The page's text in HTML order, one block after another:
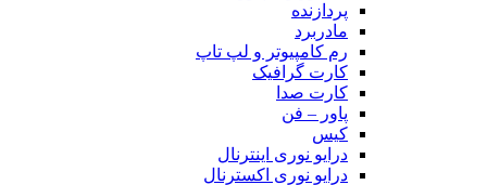
پردازنده
مادربرد
رم کامپیوتر و لپ تاپ
کارت گرافیک
کارت صدا
پاور – فن
کیس
درایو نوری اینترنال
درایو نوری اکسترنال